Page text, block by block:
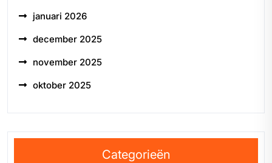
januari 2026
december 2025
november 2025
oktober 2025
Categorieën